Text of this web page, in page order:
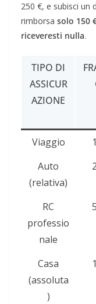
250 €, e subisci un
rimborsa solo 150
riceveresti nulla.
TIPO DI
ASSICUR
AZIONE
Viaggio
Auto
(relativa)
RC
professio
nale
Casa
(assoluta
)